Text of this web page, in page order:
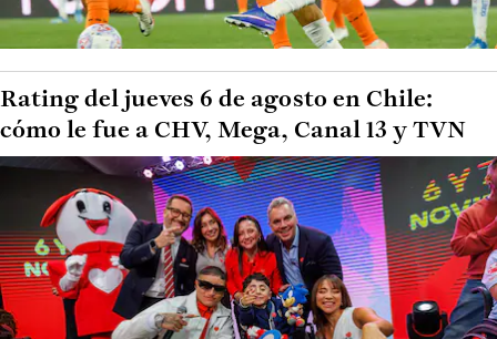
Rating del jueves 6 de agosto en Chile:
cómo le fue a CHV, Mega, Canal 13 y TVN